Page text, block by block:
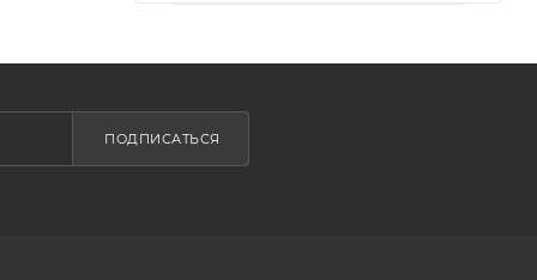
ПОДПИСАТЬСЯ